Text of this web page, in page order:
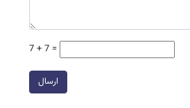
7 + 7 =
ارسال